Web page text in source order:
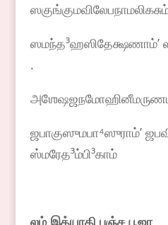
ஸமந்த³ஹஸிதேக்ஷணாம்ʼ
.
ஜபாகுஸுமபா⁴ஸுராம்ʼ
ஸ்மரேத³ம்பி³காம்
லம் இத்யாதி பஞ்ச பூஜா